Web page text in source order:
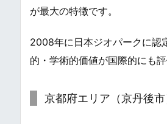
が最大の特徴です。
2008年に日本ジオパークに認
的・学術的価値が国際的にも評
京都府エリア（京丹後